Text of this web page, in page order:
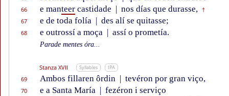
66 e manteer castidade | nos días que durasse, †
67 e de toda folía | des alí se quitasse;
68 e outrossí a moça | assí o prometía.
Parade mentes óra...
Stanza XVII Syllables IPA
69 Ambos fillaren ôrdin | tevéron por gran viço,
70 e a Santa María | fezéron i serviço